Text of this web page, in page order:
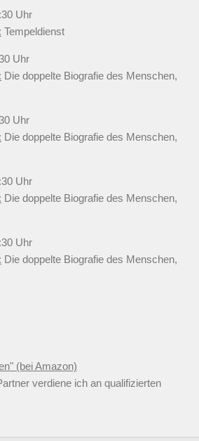
Uhr
Tempeldienst
Uhr
Die doppelte Biografie des Menschen,
Uhr
Die doppelte Biografie des Menschen,
Uhr
Die doppelte Biografie des Menschen,
Uhr
Die doppelte Biografie des Menschen,
(bei Amazon)
verdiene ich an qualifizierten